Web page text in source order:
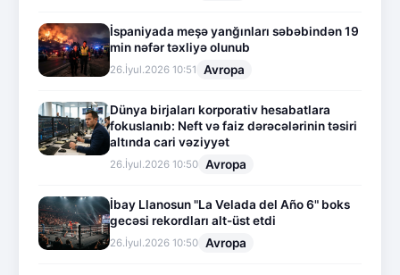
İspaniyada meşə yanğınları səbəbindən 19
min nəfər təxliyə olunub
26.İyul.2026 10:51 Avropa
Dünya birjaları korporativ hesabatlara
fokuslanıb: Neft və faiz dərəcələrinin təsiri
altında cari vəziyyət
26.İyul.2026 10:50 Avropa
İbay Llanosun "La Velada del Año 6" boks
gecəsi rekordları alt-üst etdi
26.İyul.2026 10:50 Avropa